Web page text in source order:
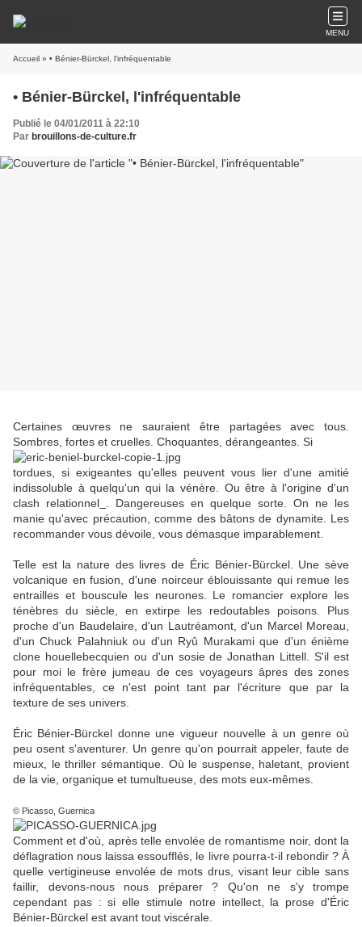
MENU
Accueil » • Bénier-Bürckel, l'infréquentable
• Bénier-Bürckel, l'infréquentable
Publié le 04/01/2011 à 22:10
Par brouillons-de-culture.fr
Certaines œuvres ne sauraient être partagées avec tous.
Sombres, fortes et cruelles. Choquantes, dérangeantes. Si
tordues, si exigeantes qu'elles peuvent vous lier d'une amitié
indissoluble à quelqu'un qui la vénère. Ou être à l'origine d'un
clash relationnel
. Dangereuses en quelque sorte. On ne les
manie qu'avec précaution, comme des bâtons de dynamite. Les
recommander vous dévoile, vous démasque imparablement.
Telle est la nature des livres de Éric Bénier-Bürckel. Une sève
volcanique en fusion, d'une noirceur éblouissante qui remue les
entrailles et bouscule les neurones. Le romancier explore les
ténèbres du siècle, en extirpe les redoutables poisons. Plus
proche d'un Baudelaire, d'un Lautréamont, d'un Marcel Moreau,
d'un Chuck Palahniuk ou d'un Ryû Murakami que d'un énième
clone houellebecquien ou d'un sosie de Jonathan Littell. S'il est
pour moi le frère jumeau de ces voyageurs âpres des zones
infréquentables, ce n'est point tant par l'écriture que par la
texture de ses univers.
Éric Bénier-Bürckel donne une vigueur nouvelle à un genre où
peu osent s'aventurer. Un genre qu'on pourrait appeler, faute de
mieux, le thriller sémantique. Où le suspense, haletant, provient
de la vie, organique et tumultueuse, des mots eux-mêmes.
© Picasso, Guernica
Comment et d'où, après telle envolée de romantisme noir, dont la
déflagration nous laissa essoufflés, le livre pourra-t-il rebondir ? À
quelle vertigineuse envolée de mots drus, visant leur cible sans
faillir, devons-nous nous préparer ? Qu'on ne s'y trompe
cependant pas : si elle stimule notre intellect, la prose d'Éric
Bénier-Bürckel est avant tout viscérale.